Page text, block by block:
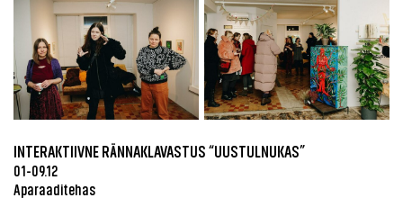
INTERAKTIIVNE RÄNNAKLAVASTUS “UUSTULNUKAS”
01-09.12
Aparaaditehas